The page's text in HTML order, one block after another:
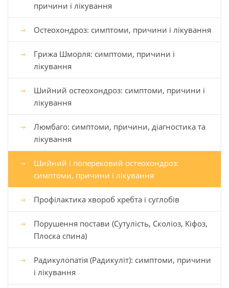
причини і лікування
Остеохондроз: симптоми, причини і лікування
Грижа Шморля: симптоми, причини і
лікування
Шийний остеохондроз: симптоми, причини і
лікування
Люмбаго: симптоми, причини, діагностика та
лікування
Шийний і поперековий остеохондроз:
симптоми, причини і лікування
Профілактика хвороб хребта і суглобів
Порушення постави (Сутулість, Сколіоз, Кіфоз,
Плоска спина)
Радикулопатія (Радикуліт): симптоми, причини
і лікування